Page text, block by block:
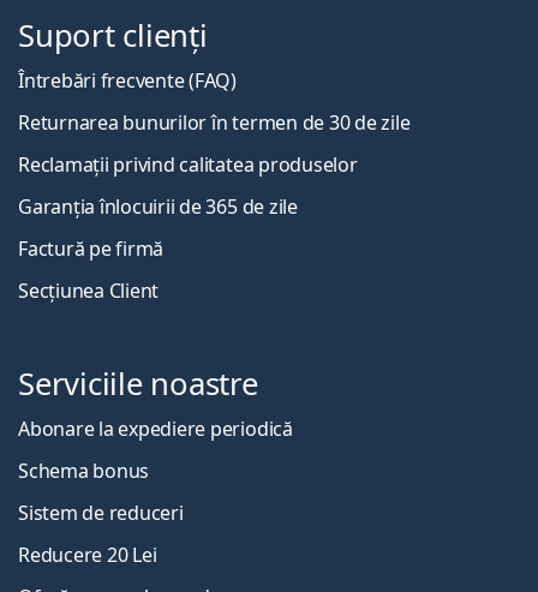
Suport clienți
Întrebări frecvente (FAQ)
Returnarea bunurilor în termen de 30 de zile
Reclamații privind calitatea produselor
Garanția înlocuirii de 365 de zile
Factură pe firmă
Secțiunea Client
Serviciile noastre
Abonare la expediere periodică
Schema bonus
Sistem de reduceri
Reducere 20 Lei